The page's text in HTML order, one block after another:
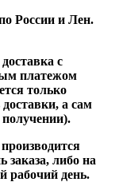
России и Лен.
с
платежом
только
доставки, а сам
заказа, либо на
рабочий день.